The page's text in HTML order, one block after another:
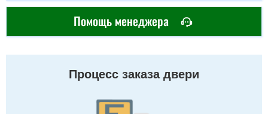
Помощь менеджера
Процесс заказа двери